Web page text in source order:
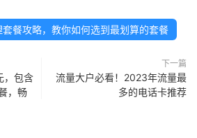
餐攻略，教你如何选到最划算的套餐
，包含
，畅
下一篇
流量大户必看！2023年流量最
多的电话卡推荐